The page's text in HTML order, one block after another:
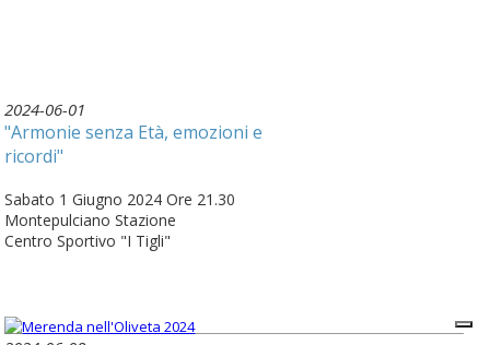
2024-06-01
"Armonie senza Età, emozioni e
ricordi"
Sabato 1 Giugno 2024 Ore 21.30
Montepulciano Stazione
Centro Sportivo "I Tigli"